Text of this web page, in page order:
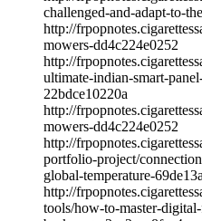
challenged-and-adapt-to-
http://
mowers-dd4c224e0252
http://
ultimate-indian-smart-
22bdce10220a
http://
mowers-dd4c224e0252
http://
portfolio-project/
global-temperature-
http://
tools/how-to-master-